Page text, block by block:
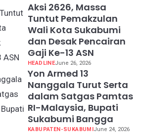
Aksi 2626, Massa
Tuntut Pemakzulan
Wali Kota Sukabumi
dan Desak Pencairan
Gaji Ke-13 ASN
HEADLINEJune 26, 2026
Yon Armed 13
Nanggala Turut Serta
dalam Satgas Pamtas
RI-Malaysia, Bupati
Sukabumi Bangga
KABUPATEN-SUKABUMIJune 24, 2026